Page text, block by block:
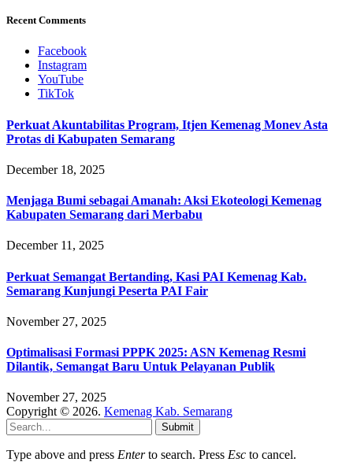
Recent Comments
Facebook
Instagram
YouTube
TikTok
Perkuat Akuntabilitas Program, Itjen Kemenag Monev Asta
Protas di Kabupaten Semarang
December 18, 2025
Menjaga Bumi sebagai Amanah: Aksi Ekoteologi Kemenag
Kabupaten Semarang dari Merbabu
December 11, 2025
Perkuat Semangat Bertanding, Kasi PAI Kemenag Kab.
Semarang Kunjungi Peserta PAI Fair
November 27, 2025
Optimalisasi Formasi PPPK 2025: ASN Kemenag Resmi
Dilantik, Semangat Baru Untuk Pelayanan Publik
November 27, 2025
Copyright © 2026. Kemenag Kab. Semarang
Submit
Type above and press Enterto search. Press Esc to cancel.